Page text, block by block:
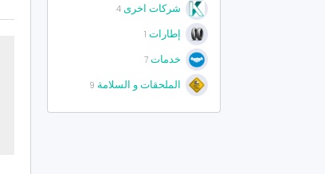
شركات اخرى 4
إطارات 1
خدمات 7
الملحقات و السلامة 9